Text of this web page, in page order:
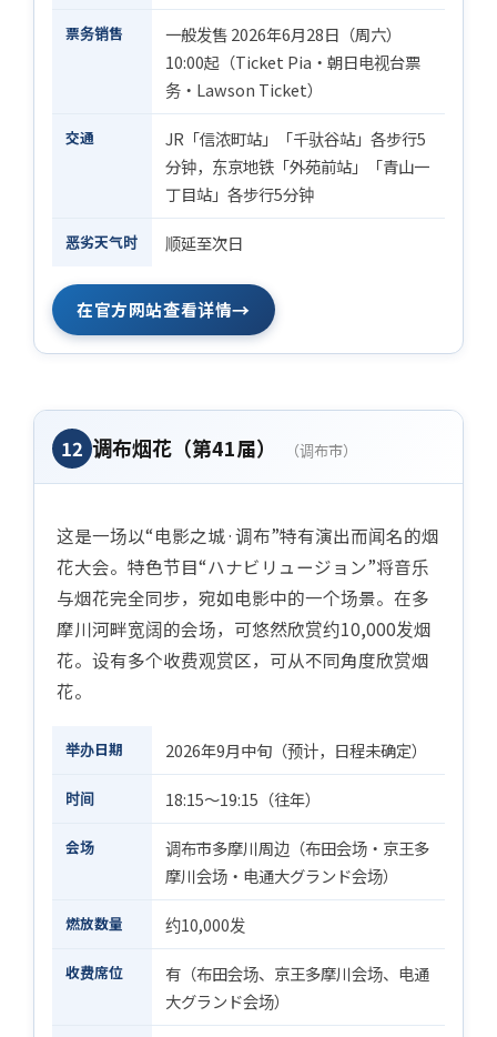
票务销售
一般发售 2026年6月28日（周六）
10:00起（Ticket Pia・朝日电视台票
务・Lawson Ticket）
交通
JR「信浓町站」「千驮谷站」各步行5
分钟，东京地铁「外苑前站」「青山一
丁目站」各步行5分钟
恶劣天气时 顺延至次日
在官方网站查看详情→
12 调布烟花（第41届） （调布市）
这是一场以“电影之城·调布”特有演出而闻名的烟
花大会。特色节目“ハナビリュージョン”将音乐
与烟花完全同步，宛如电影中的一个场景。在多
摩川河畔宽阔的会场，可悠然欣赏约10,000发烟
花。设有多个收费观赏区，可从不同角度欣赏烟
花。
举办日期 2026年9月中旬（预计，日程未确定）
时间 18:15〜19:15（往年）
会场
调布市多摩川周边（布田会场・京王多
摩川会场・电通大グランド会场）
燃放数量 约10,000发
收费席位
有（布田会场、京王多摩川会场、电通
大グランド会场）